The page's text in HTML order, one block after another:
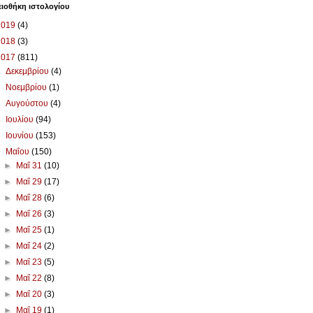
ιστολογίου
(4)
(3)
(811)
Δεκεμβρίου(4)
Νοεμβρίου(1)
Αυγούστου(4)
Ιουλίου(94)
Ιουνίου(153)
Μαΐου(150)
►
Μαΐ 31 (10)
►
Μαΐ 29 (17)
►
Μαΐ 28 (6)
►
Μαΐ 26 (3)
►
Μαΐ 25 (1)
►
Μαΐ 24 (2)
►
Μαΐ 23 (5)
►
Μαΐ 22 (8)
►
Μαΐ 20 (3)
►
Μαΐ 19 (1)